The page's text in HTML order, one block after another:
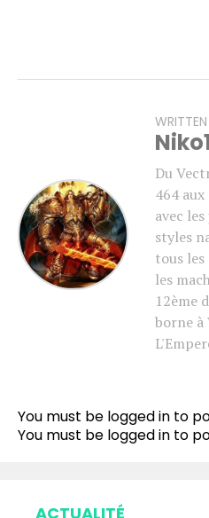
Du
464
avec
styles
tous
les
12ème
borne à
You must be logged in to
You must be logged in to
ACTUALITÉ